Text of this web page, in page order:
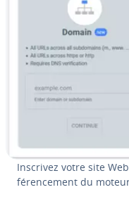
Inscrivez votre site
fé­ren­ce­ment du